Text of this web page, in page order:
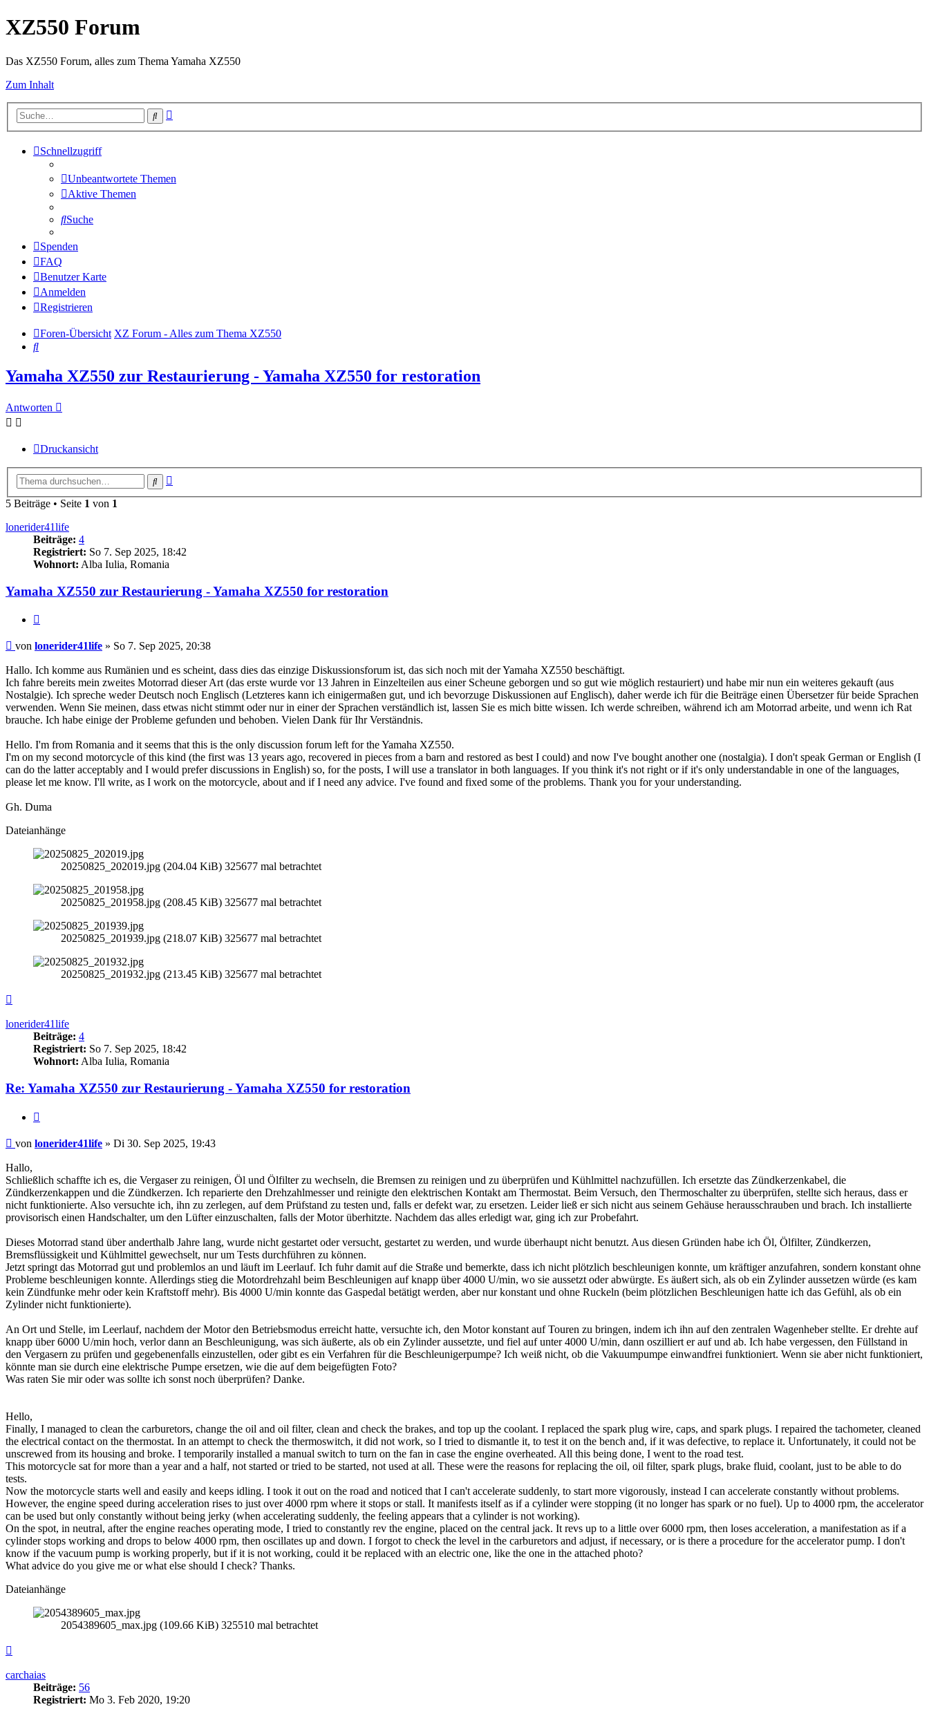
XZ550 Forum
Das XZ550 Forum, alles zum Thema Yamaha XZ550
Zum Inhalt
Suche
Schnellzugriff
Unbeantwortete Themen
Aktive Themen
Suche
Spenden
FAQ
Benutzer Karte
Anmelden
Registrieren
Foren-Übersicht XZ Forum - Alles zum Thema XZ550
Suche
Yamaha XZ550 zur Restaurierung - Yamaha XZ550 for restoration
Antworten
Druckansicht
Suche
5 Beiträge • Seite 1 von 1
lonerider41life
Beiträge: 4
Registriert: So 7. Sep 2025, 18:42
Wohnort: Alba Iulia, Romania
Yamaha XZ550 zur Restaurierung - Yamaha XZ550 for restoration
Beitrag
von lonerider41life » So 7. Sep 2025, 20:38
Hallo. Ich komme aus Rumänien und es scheint, dass dies das einzige Diskussionsforum ist, das sich noch mit der Yamaha XZ550 beschäftigt.
Ich fahre bereits mein zweites Motorrad dieser Art (das erste wurde vor 13 Jahren in Einzelteilen aus einer Scheune geborgen und so gut wie möglich restauriert) und habe mir nun ein weiteres gekauft (aus
Nostalgie). Ich spreche weder Deutsch noch Englisch (Letzteres kann ich einigermaßen gut, und ich bevorzuge Diskussionen auf Englisch), daher werde ich für die Beiträge einen Übersetzer für beide Sprachen
verwenden. Wenn Sie meinen, dass etwas nicht stimmt oder nur in einer der Sprachen verständlich ist, lassen Sie es mich bitte wissen. Ich werde schreiben, während ich am Motorrad arbeite, und wenn ich Rat
brauche. Ich habe einige der Probleme gefunden und behoben. Vielen Dank für Ihr Verständnis.
Hello. I'm from Romania and it seems that this is the only discussion forum left for the Yamaha XZ550.
I'm on my second motorcycle of this kind (the first was 13 years ago, recovered in pieces from a barn and restored as best I could) and now I've bought another one (nostalgia). I don't speak German or English (I
can do the latter acceptably and I would prefer discussions in English) so, for the posts, I will use a translator in both languages. If you think it's not right or if it's only understandable in one of the languages,
please let me know. I'll write, as I work on the motorcycle, about and if I need any advice. I've found and fixed some of the problems. Thank you for your understanding.
Gh. Duma
Dateianhänge
20250825_202019.jpg (204.04 KiB) 325677 mal betrachtet
20250825_201958.jpg (208.45 KiB) 325677 mal betrachtet
20250825_201939.jpg (218.07 KiB) 325677 mal betrachtet
20250825_201932.jpg (213.45 KiB) 325677 mal betrachtet
lonerider41life
Beiträge: 4
Registriert: So 7. Sep 2025, 18:42
Wohnort: Alba Iulia, Romania
Re: Yamaha XZ550 zur Restaurierung - Yamaha XZ550 for restoration
Beitrag
von lonerider41life » Di 30. Sep 2025, 19:43
Hallo,
Schließlich schaffte ich es, die Vergaser zu reinigen, Öl und Ölfilter zu wechseln, die Bremsen zu reinigen und zu überprüfen und Kühlmittel nachzufüllen. Ich ersetzte das Zündkerzenkabel, die
Zündkerzenkappen und die Zündkerzen. Ich reparierte den Drehzahlmesser und reinigte den elektrischen Kontakt am Thermostat. Beim Versuch, den Thermoschalter zu überprüfen, stellte sich heraus, dass er
nicht funktionierte. Also versuchte ich, ihn zu zerlegen, auf dem Prüfstand zu testen und, falls er defekt war, zu ersetzen. Leider ließ er sich nicht aus seinem Gehäuse herausschrauben und brach. Ich installierte
provisorisch einen Handschalter, um den Lüfter einzuschalten, falls der Motor überhitzte. Nachdem das alles erledigt war, ging ich zur Probefahrt.
Dieses Motorrad stand über anderthalb Jahre lang, wurde nicht gestartet oder versucht, gestartet zu werden, und wurde überhaupt nicht benutzt. Aus diesen Gründen habe ich Öl, Ölfilter, Zündkerzen,
Bremsflüssigkeit und Kühlmittel gewechselt, nur um Tests durchführen zu können.
Jetzt springt das Motorrad gut und problemlos an und läuft im Leerlauf. Ich fuhr damit auf die Straße und bemerkte, dass ich nicht plötzlich beschleunigen konnte, um kräftiger anzufahren, sondern konstant ohne
Probleme beschleunigen konnte. Allerdings stieg die Motordrehzahl beim Beschleunigen auf knapp über 4000 U/min, wo sie aussetzt oder abwürgte. Es äußert sich, als ob ein Zylinder aussetzen würde (es kam
kein Zündfunke mehr oder kein Kraftstoff mehr). Bis 4000 U/min konnte das Gaspedal betätigt werden, aber nur konstant und ohne Ruckeln (beim plötzlichen Beschleunigen hatte ich das Gefühl, als ob ein
Zylinder nicht funktionierte).
An Ort und Stelle, im Leerlauf, nachdem der Motor den Betriebsmodus erreicht hatte, versuchte ich, den Motor konstant auf Touren zu bringen, indem ich ihn auf den zentralen Wagenheber stellte. Er drehte auf
knapp über 6000 U/min hoch, verlor dann an Beschleunigung, was sich äußerte, als ob ein Zylinder aussetzte, und fiel auf unter 4000 U/min, dann oszilliert er auf und ab. Ich habe vergessen, den Füllstand in
den Vergasern zu prüfen und gegebenenfalls einzustellen, oder gibt es ein Verfahren für die Beschleunigerpumpe? Ich weiß nicht, ob die Vakuumpumpe einwandfrei funktioniert. Wenn sie aber nicht funktioniert,
könnte man sie durch eine elektrische Pumpe ersetzen, wie die auf dem beigefügten Foto?
Was raten Sie mir oder was sollte ich sonst noch überprüfen? Danke.
Hello,
Finally, I managed to clean the carburetors, change the oil and oil filter, clean and check the brakes, and top up the coolant. I replaced the spark plug wire, caps, and spark plugs. I repaired the tachometer, cleaned
the electrical contact on the thermostat. In an attempt to check the thermoswitch, it did not work, so I tried to dismantle it, to test it on the bench and, if it was defective, to replace it. Unfortunately, it could not be
unscrewed from its housing and broke. I temporarily installed a manual switch to turn on the fan in case the engine overheated. All this being done, I went to the road test.
This motorcycle sat for more than a year and a half, not started or tried to be started, not used at all. These were the reasons for replacing the oil, oil filter, spark plugs, brake fluid, coolant, just to be able to do
tests.
Now the motorcycle starts well and easily and keeps idling. I took it out on the road and noticed that I can't accelerate suddenly, to start more vigorously, instead I can accelerate constantly without problems.
However, the engine speed during acceleration rises to just over 4000 rpm where it stops or stall. It manifests itself as if a cylinder were stopping (it no longer has spark or no fuel). Up to 4000 rpm, the accelerator
can be used but only constantly without being jerky (when accelerating suddenly, the feeling appears that a cylinder is not working).
On the spot, in neutral, after the engine reaches operating mode, I tried to constantly rev the engine, placed on the central jack. It revs up to a little over 6000 rpm, then loses acceleration, a manifestation as if a
cylinder stops working and drops to below 4000 rpm, then oscillates up and down. I forgot to check the level in the carburetors and adjust, if necessary, or is there a procedure for the accelerator pump. I don't
know if the vacuum pump is working properly, but if it is not working, could it be replaced with an electric one, like the one in the attached photo?
What advice do you give me or what else should I check? Thanks.
Dateianhänge
2054389605_max.jpg (109.66 KiB) 325510 mal betrachtet
carchaias
Beiträge: 56
Registriert: Mo 3. Feb 2020, 19:20